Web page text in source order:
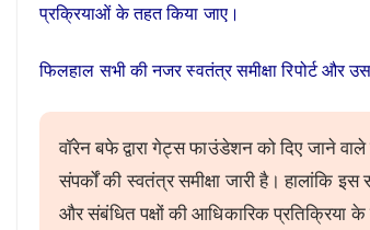
प्रक्रियाओं के तहत किया जाए।
फिलहाल सभी की नजर स्वतंत्र समीक्षा रिपोर्ट और
वॉरेन बफे द्वारा गेट्स फाउंडेशन को दिए जाने
संपर्कों की स्वतंत्र समीक्षा जारी है। हालांकि
और संबंधित पक्षों की आधिकारिक प्रतिक्रिया